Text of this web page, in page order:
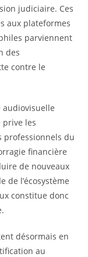
judiciaire. Ces
aux plateformes
parviennent
des
contre le
audiovisuelle
prive les
professionnels du
financière
de nouveaux
de l’écosystème
constitue donc
désormais en
au